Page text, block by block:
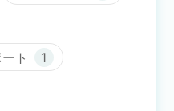
ト 1